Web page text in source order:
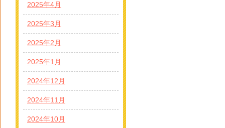
2025年4月
2025年3月
2025年2月
2025年1月
2024年12月
2024年11月
2024年10月